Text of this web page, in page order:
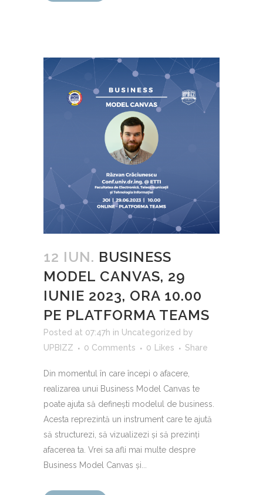
12 IUN. BUSINESS
MODEL CANVAS, 29
IUNIE 2023, ORA 10.00
PE PLATFORMA TEAMS
Posted at 07:47h in Uncategorized by
UPBIZZ
0 Comments 0 Likes Share
Din momentul în care începi o afacere,
realizarea unui Business Model Canvas te
poate ajuta să definești modelul de business.
Acesta reprezintă un instrument care te ajută
să structurezi, să vizualizezi și să prezinți
afacerea ta. Vrei sa afli mai multe despre
Business Model Canvas și...